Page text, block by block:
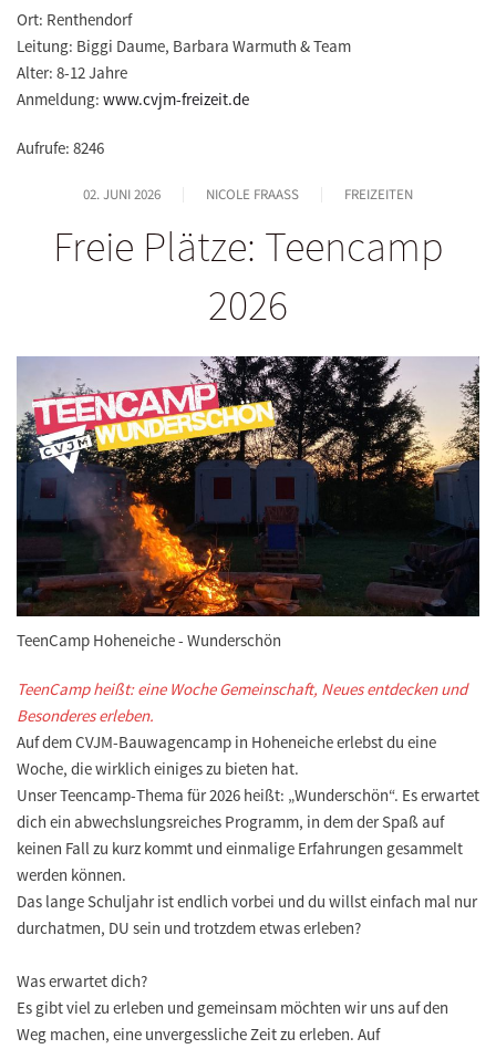
Ort: Renthendorf
Leitung: Biggi Daume, Barbara Warmuth & Team
Alter: 8-12 Jahre
Anmeldung: www.cvjm-freizeit.de
Aufrufe: 8246
02. JUNI 2026 NICOLE FRAASS FREIZEITEN
Freie Plätze: Teencamp
2026
TeenCamp Hoheneiche - Wunderschön
TeenCamp heißt: eine Woche Gemeinschaft, Neues entdecken und
Besonderes erleben.
Auf dem CVJM-Bauwagencamp in Hoheneiche erlebst du eine
Woche, die wirklich einiges zu bieten hat.
Unser Teencamp-Thema für 2026 heißt: „Wunderschön“. Es erwartet
dich ein abwechslungsreiches Programm, in dem der Spaß auf
keinen Fall zu kurz kommt und einmalige Erfahrungen gesammelt
werden können.
Das lange Schuljahr ist endlich vorbei und du willst einfach mal nur
durchatmen, DU sein und trotzdem etwas erleben?
Was erwartet dich?
Es gibt viel zu erleben und gemeinsam möchten wir uns auf den
Weg machen, eine unvergessliche Zeit zu erleben. Auf